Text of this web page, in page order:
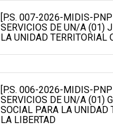
[P.S. 007-2026-MIDIS-
SERVICIOS DE UN/A (01)
LA UNIDAD TERRITORIAL
[P.S. 006-2026-MIDIS-
SERVICIOS DE UN/A (01)
SOCIAL PARA LA UNIDAD
LA LIBERTAD